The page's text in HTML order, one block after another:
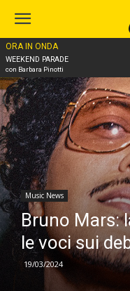
ORA IN ONDA
WEEKEND PARADE
con Barbara Pinotti
Home
Music News
Bruno Mars:
le voci sui
19/03/2024